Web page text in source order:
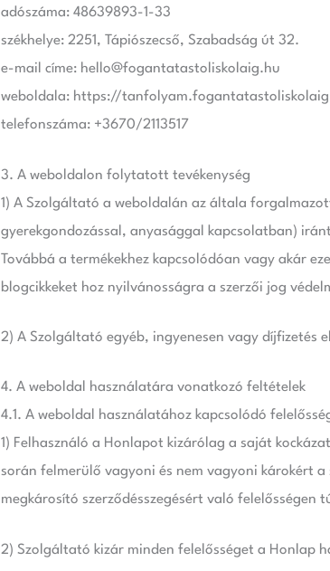
adószáma: 48639893-1-33
székhelye: 2251, Tápiószecső, Szabadság út 32.
e-mail címe: hello@fogantatastoliskolaig.hu
weboldala: https://
telefonszáma: +3670/2113517
3. A weboldalon folytatott tevékenység
1) A Szolgáltató a weboldalán az általa
gyerekgondozással, anyasággal kapcsolatban)
Továbbá a termékekhez kapcsolódóan vagy akár
blogcikkeket hoz nyilvánosságra a szerzői jog
2) A Szolgáltató egyéb, ingyenesen vagy
4. A weboldal használatára vonatkozó feltételek
4.1. A weboldal használatához kapcsolódó
1) Felhasználó a Honlapot kizárólag a saját
során felmerülő vagyoni és nem vagyoni károkért
megkárosító szerződésszegésért való felelősségen
2) Szolgáltató kizár minden felelősséget a